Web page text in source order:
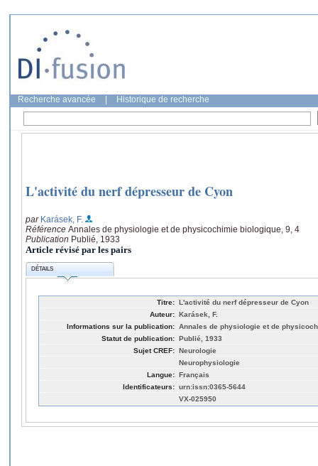
Recherche avancée Historique de recherche
L'activité du nerf dépresseur de Cyon
par Karásek, F.
Référence Annales de physiologie et de physicochimie biologique, 9, 4
Publication Publié, 1933
Article révisé par les pairs
DÉTAILS
Titre: L'activité du nerf dépresseur de Cyon
Auteur: Karásek, F.
Informations sur la publication: Annales de physiologie et de
Statut de publication: Publié, 1933
Sujet CREF: Neurologie
Neurophysiologie
Langue: Français
Identificateurs: urn:issn:0365-5644
VX-025950